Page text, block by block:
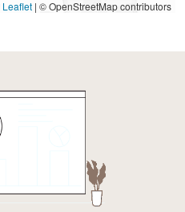
Leaflet | © OpenStreetMap contributors